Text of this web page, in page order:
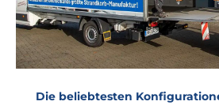
Produktgalerie überspringen
Die beliebtesten